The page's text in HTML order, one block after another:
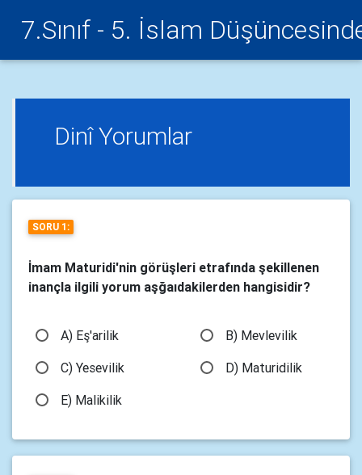
7.Sınıf - 5. İslam
Dinî Yorumlar
SORU 1:
İmam Maturidi'nin görüşleri etrafında şekillenen
inançla ilgili yorum aşğaıdakilerden hangisidir?
A) Eş'arilik
B) Mevlevilik
C) Yesevilik
D) Maturidilik
E) Malikilik